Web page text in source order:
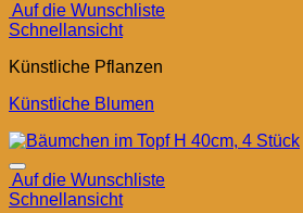
Auf die Wunschliste
Schnellansicht
Künstliche Pflanzen
Künstliche Blumen
Auf die Wunschliste
Schnellansicht